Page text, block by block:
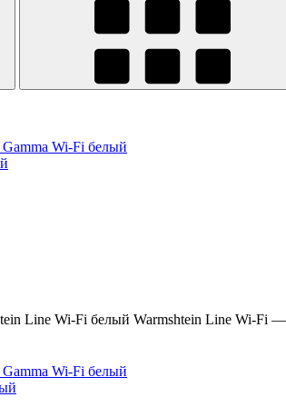
Line Wi-Fi белый Warmshtein Line Wi-Fi